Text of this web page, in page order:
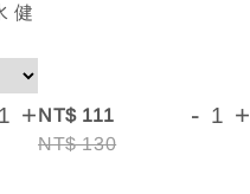
健
+NT$ 111
NT$ 130
- +